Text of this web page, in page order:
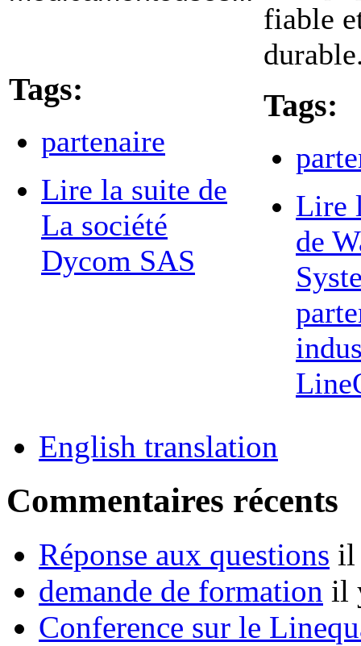
Tags:
partenaire
Lire la suite de
La société
Dycom SAS
fiable
Tags:
Lire
de
English translation
Commentaires récents
Réponse aux questions il
demande de formation il
Conference sur le